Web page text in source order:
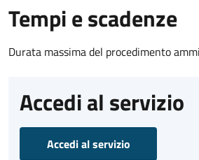
Tempi e scadenze
Durata massima del procedimento
Accedi al servizio
Accedi al servizio